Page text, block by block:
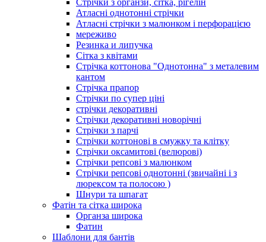
Стрічки з органзи, сітка, рігелін
Атласні однотонні стрічки
Атласні стрічки з малюнком і перфорацією
мереживо
Резинка и липучка
Сітка з квітами
Стрічка коттонова "Однотонна" з металевим
кантом
Стрічка прапор
Стрічки по супер ціні
стрічки декоративні
Стрічки декоративні новорічні
Стрічки з парчі
Стрічки коттонові в смужку та клітку
Стрічки оксамитові (велюрові)
Стрічки репсові з малюнком
Стрічки репсові однотонні (звичайні і з
люрексом та полосою )
Шнури та шпагат
Фатін та сітка широка
Органза широка
Фатин
Шаблони для бантів